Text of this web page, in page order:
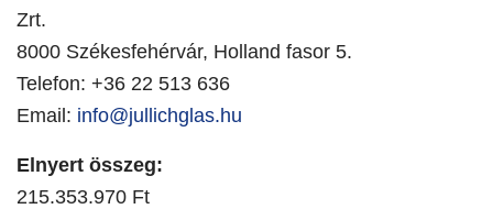
Zrt.
8000 Székesfehérvár, Holland fasor 5.
Telefon: +36 22 513 636
Email: info@jullichglas.hu
Elnyert összeg:
215.353.970 Ft